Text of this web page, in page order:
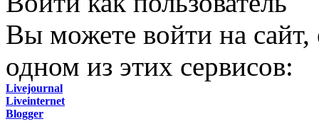
Вы можете войти на сайт,
одном из этих сервисов:
Livejournal
Liveinternet
Blogger